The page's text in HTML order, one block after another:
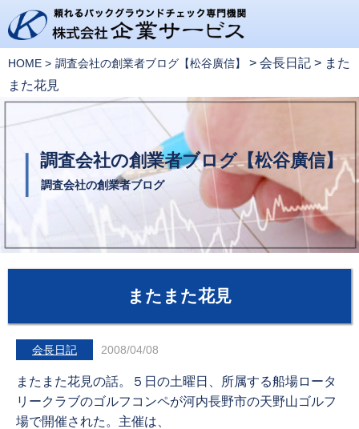
HOME 調査会社の創業者ブログ【松谷廣信】 > 会長日記 > また
また花見
調査会社の創業者ブログ【松谷廣信】
調査会社の創業者ブログ
またまた花見
会長日記 2008/04/08
またまた花見の話。５日の土曜日、所属する船場ロータ
リークラブのゴルフコンペが河内長野市の天野山ゴルフ
場で開催された。主催は、